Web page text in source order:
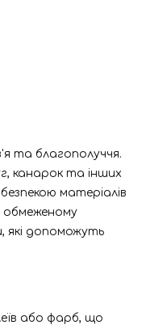
та благополуччя.
канарок та інших
матеріалів
обмеженому
які допоможуть
або фарб, що